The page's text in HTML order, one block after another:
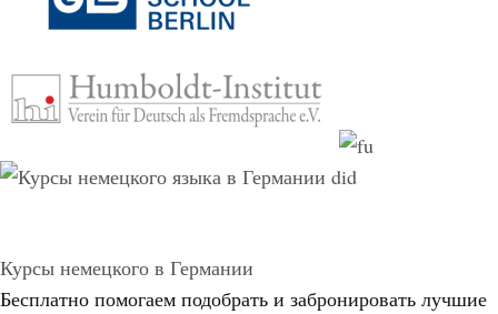
Курсы немецкого в Германии
Бесплатно помогаем подобрать и забронировать лучшие